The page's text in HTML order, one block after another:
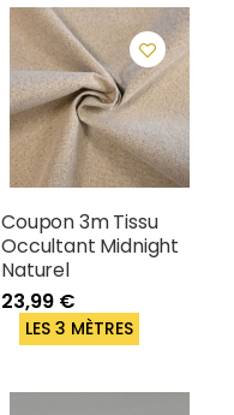
Coupon 3m Tissu
Occultant Midnight
Naturel
23,99 €
LES 3 MÈTRES